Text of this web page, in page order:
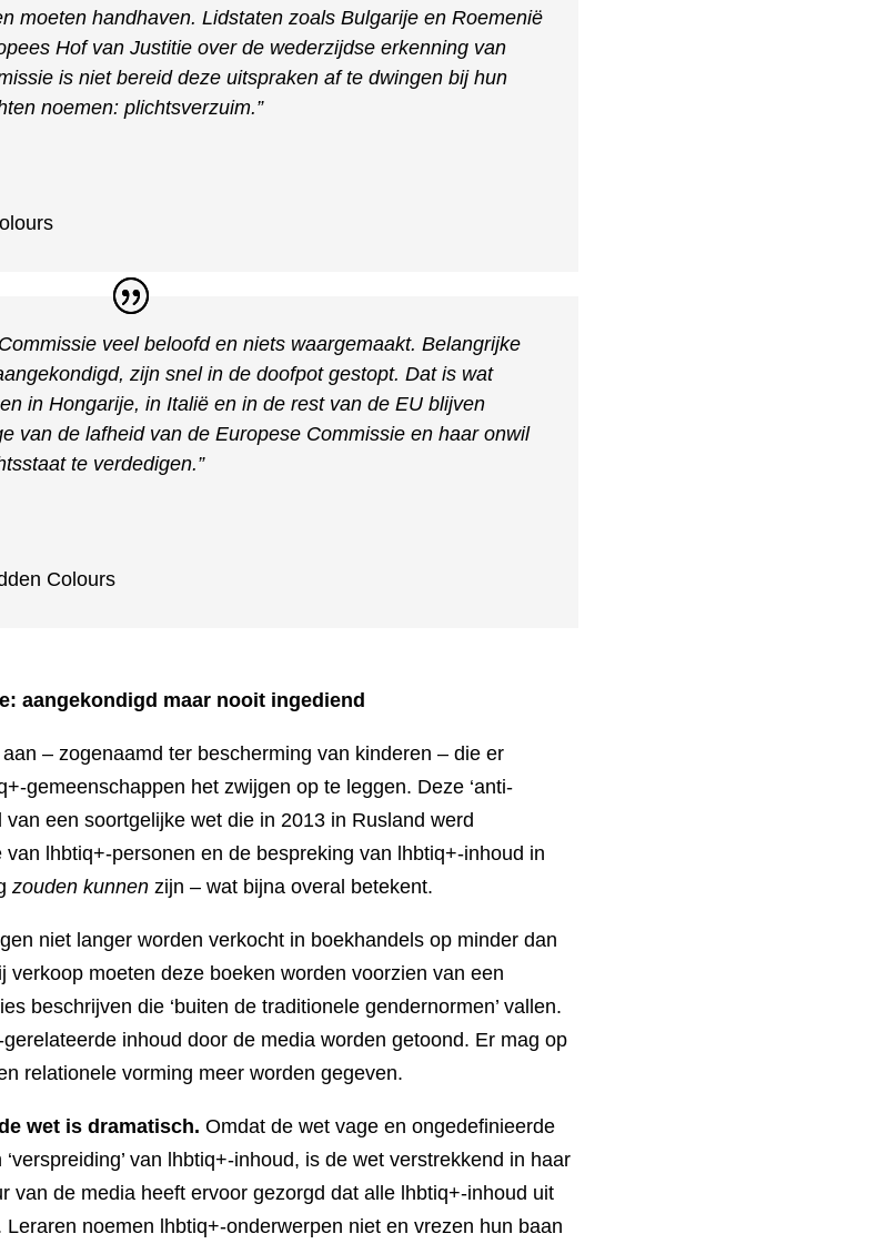
moeten handhaven. Lidstaten zoals Bulgarije en Roemenië
Hof van Justitie over de wederzijdse erkenning van
is niet bereid deze uitspraken af te dwingen bij hun
noemen: plichtsverzuim.”
veel beloofd en niets waargemaakt. Belangrijke
zijn snel in de doofpot gestopt. Dat is wat
in Hongarije, in Italië en in de rest van de EU blijven
van de lafheid van de Europese Commissie en haar onwil
te verdedigen.”
Colours
aangekondigd maar nooit ingediend
– zogenaamd ter bescherming van kinderen – die er
gemeenschappen het zwijgen op te leggen. Deze ‘anti-
van een soortgelijke wet die in 2013 in Rusland werd
lhbtiq+-personen en de bespreking van lhbtiq+-inhoud in
zouden kunnenzijn – wat bijna overal betekent.
niet langer worden verkocht in boekhandels op minder dan
verkoop moeten deze boeken worden voorzien van een
beschrijven die ‘buiten de traditionele gendernormen’ vallen.
inhoud door de media worden getoond. Er mag op
relationele vorming meer worden gegeven.
wet is dramatisch. Omdat de wet vage en ongedefinieerde
‘verspreiding’ van lhbtiq+-inhoud, is de wet verstrekkend in haar
van de media heeft ervoor gezorgd dat alle lhbtiq+-inhoud uit
noemen lhbtiq+-onderwerpen niet en vrezen hun baan